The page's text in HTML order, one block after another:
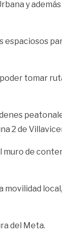
y
espaciosos
tomar
2 de
muro de
del Meta.